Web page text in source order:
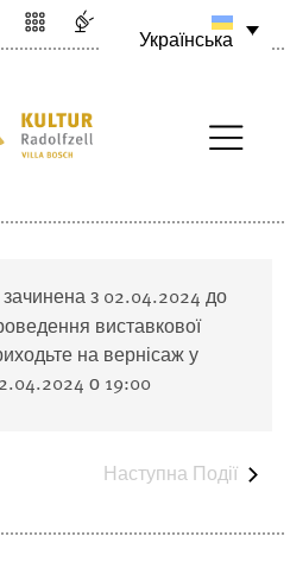
Українська
з 02.04.2024 до
виставкової
на вернісаж у
о 19:00
Наступна Події